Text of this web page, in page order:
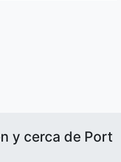
y cerca de Port